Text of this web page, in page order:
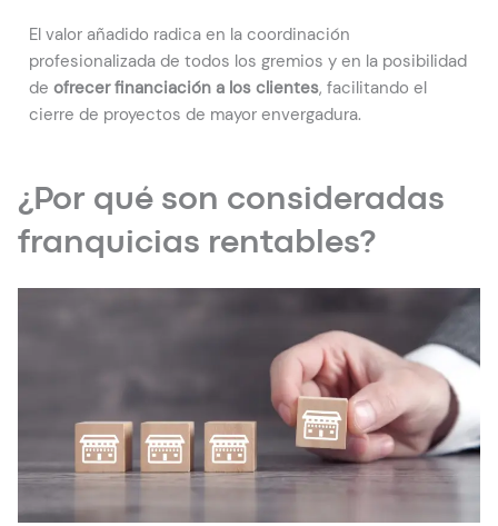
El valor añadido radica en la coordinación
profesionalizada de todos los gremios y en la posibilidad
de ofrecer financiación a los clientes, facilitando el
cierre de proyectos de mayor envergadura.
¿Por qué son consideradas
franquicias rentables?